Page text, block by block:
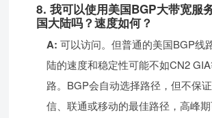
8. 我可以使用美国BGP大带宽服
国大陆吗？速度如何？
A: 可以访问。但普通的美国BGP线
陆的速度和稳定性可能不如CN2
路。BGP会自动选择路径，但不保
信、联通或移动的最佳路径，高峰期